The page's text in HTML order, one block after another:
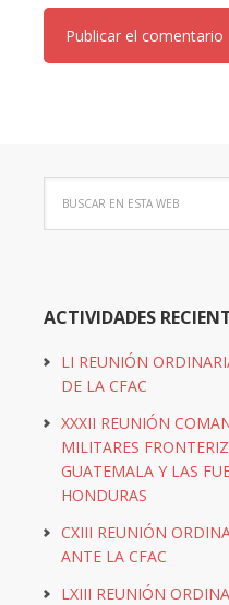
ACTIVIDADES
LI REUNIÓN
DE LA CFAC
XXXII REUNIÓN
MILITARES
GUATEMALA Y LAS
HONDURAS
CXIII REUNIÓN
ANTE LA CFAC
LXIII REUNIÓN